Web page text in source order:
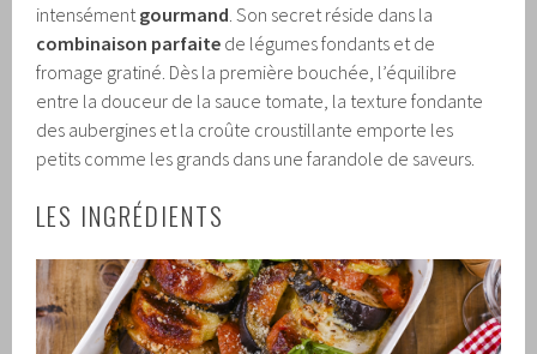
intensément gourmand . Son secret réside dans la
combinaison parfaite de légumes fondants et de
fromage gratiné. Dès la première bouchée, l’équilibre
entre la douceur de la sauce tomate, la texture fondante
des aubergines et la croûte croustillante emporte les
petits comme les grands dans une farandole de saveurs.
LES INGRÉDIENTS